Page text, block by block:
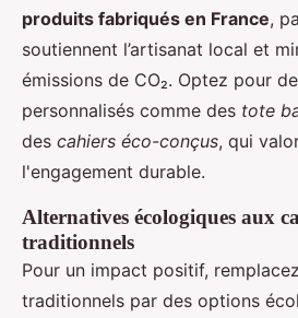
produits fabriqués en France,
soutiennent l’artisanat local et
émissions de CO₂. Optez pour
personnalisés comme des tote
des cahiers éco-conçus, qui
l'engagement durable.
Alternatives écologiques aux
traditionnels
Pour un impact positif,
traditionnels par des options